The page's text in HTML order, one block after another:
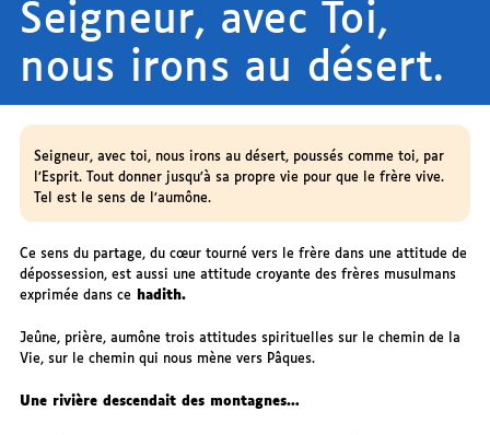
Seigneur, avec Toi,
nous irons au désert.
Seigneur, avec toi, nous irons au désert, poussés comme toi, par
l’Esprit. Tout donner jusqu’à sa propre vie pour que le frère vive.
Tel est le sens de l’aumône.
Ce sens du partage, du cœur tourné vers le frère dans une attitude de
dépossession, est aussi une attitude croyante des frères musulmans
exprimée dans ce
hadith.
Jeûne, prière, aumône trois attitudes spirituelles sur le chemin de la
Vie, sur le chemin qui nous mène vers Pâques.
Une rivière descendait des montagnes…